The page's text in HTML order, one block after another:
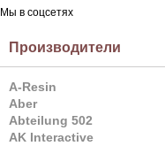
Мы в соцсетях
Производители
A-Resin
Aber
Abteilung 502
AK Interactive